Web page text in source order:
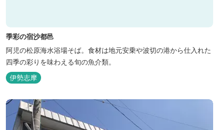
季彩の宿沙都邑
阿児の松原海水浴場そば。食材は地元安乗や波切の港から仕入れた
四季の彩りを味わえる旬の魚介類。
伊勢志摩